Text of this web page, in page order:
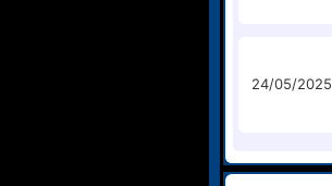
24/05/2025